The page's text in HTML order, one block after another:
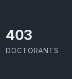
437
DOCTORANTS